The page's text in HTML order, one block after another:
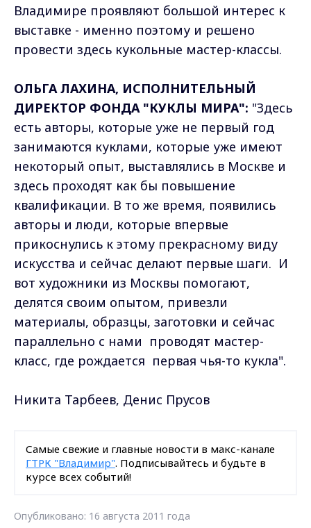
Владимире проявляют большой интерес к
выставке - именно поэтому и решено
провести здесь кукольные мастер-классы.
ОЛЬГА ЛАХИНА, ИСПОЛНИТЕЛЬНЫЙ
ДИРЕКТОР ФОНДА "КУКЛЫ МИРА": "Здесь
есть авторы, которые уже не первый год
занимаются куклами, которые уже имеют
некоторый опыт, выставлялись в Москве и
здесь проходят как бы повышение
квалификации. В то же время, появились
авторы и люди, которые впервые
прикоснулись к этому прекрасному виду
искусства и сейчас делают первые шаги. И
вот художники из Москвы помогают,
делятся своим опытом, привезли
материалы, образцы, заготовки и сейчас
параллельно с нами проводят мастер-
класс, где рождается первая чья-то кукла".
Никита Тарбеев, Денис Прусов
Самые свежие и главные новости в макс-канале
ГТРК "Владимир". Подписывайтесь и будьте в
курсе всех событий!
Опубликовано: 16 августа 2011 года